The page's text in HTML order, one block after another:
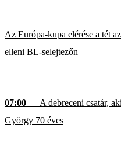
Az Európa-kupa elérése a tét
elleni BL-selejtezőn
07:00 — A debreceni csatár,
György 70 éves